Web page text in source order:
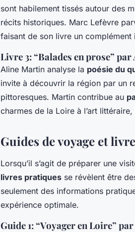
sont habilement tissés autour des
récits historiques. Marc Lefèvre
faisant de son livre un complément
Livre 3: “Balades en prose”
Aline Martin analyse la poésie du
invite à découvrir la région par un
pittoresques. Martin contribue au
charmes de la Loire à l’art
Guides de voyage et
Lorsqu’il s’agit de préparer une
livres pratiques se révèlent être
seulement des informations
expérience optimale.
Guide 1: “Voyager en Loire”